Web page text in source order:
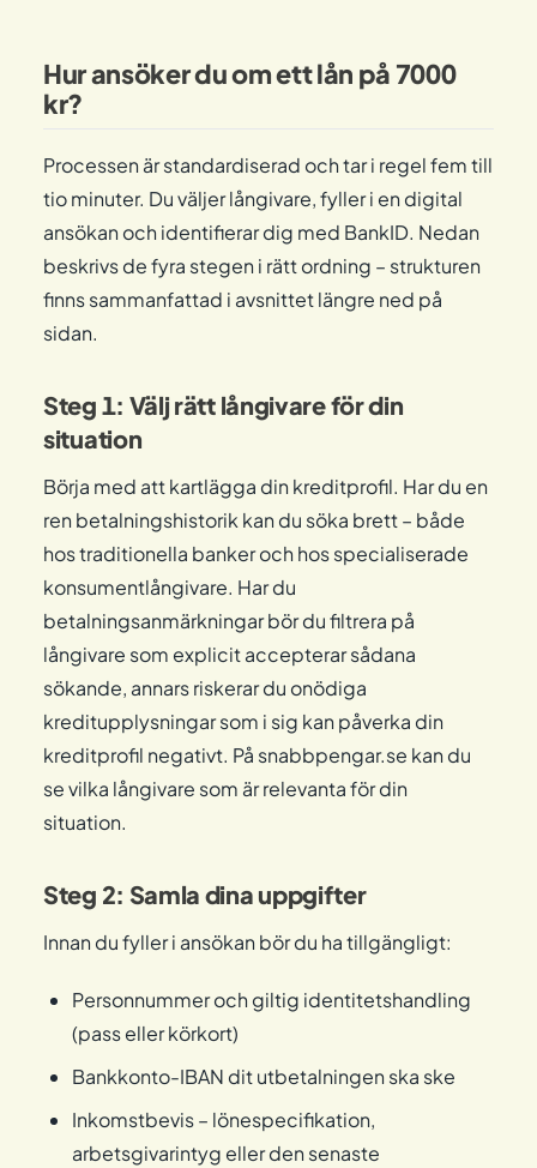
Hur ansöker du om ett lån på 7000
kr?
Processen är standardiserad och tar i regel fem till
tio minuter. Du väljer långivare, fyller i en digital
ansökan och identifierar dig med BankID. Nedan
beskrivs de fyra stegen i rätt ordning – strukturen
finns sammanfattad i avsnittet längre ned på
sidan.
Steg 1: Välj rätt långivare för din
situation
Börja med att kartlägga din kreditprofil. Har du en
ren betalningshistorik kan du söka brett – både
hos traditionella banker och hos specialiserade
konsumentlångivare. Har du
betalningsanmärkningar bör du filtrera på
långivare som explicit accepterar sådana
sökande, annars riskerar du onödiga
kreditupplysningar som i sig kan påverka din
kreditprofil negativt. På snabbpengar.se kan du
se vilka långivare som är relevanta för din
situation.
Steg 2: Samla dina uppgifter
Innan du fyller i ansökan bör du ha tillgängligt:
Personnummer och giltig identitetshandling
(pass eller körkort)
Bankkonto-IBAN dit utbetalningen ska ske
Inkomstbevis – lönespecifikation,
arbetsgivarintyg eller den senaste